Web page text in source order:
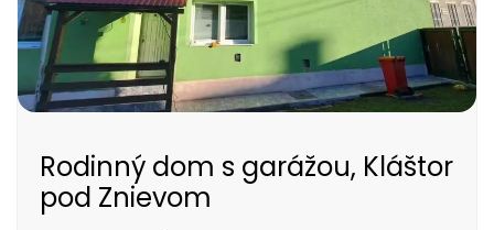
Rodinný dom s garážou, Kláštor
pod Znievom